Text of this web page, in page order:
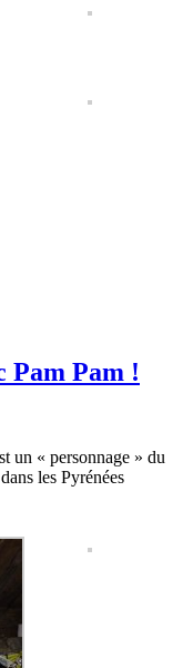
Pam Pam !
un « personnage » du
les Pyrénées